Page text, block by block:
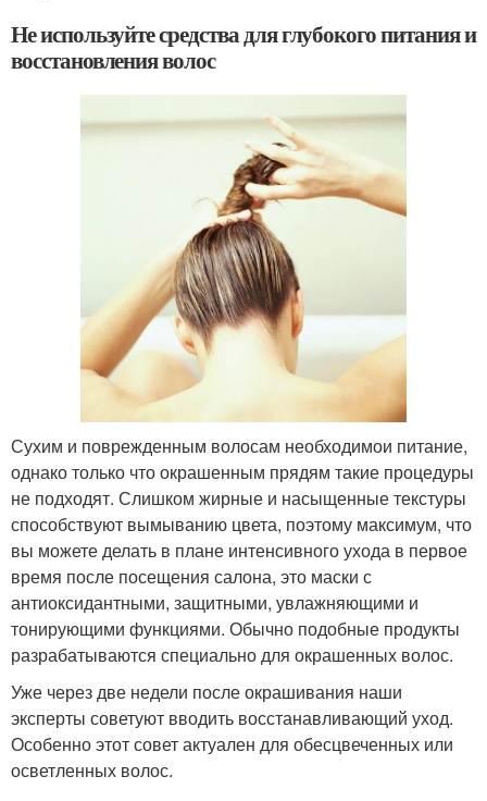
Не используйте средства для глубокого питания и
восстановления волос
Сухим и поврежденным волосам необходимои питание,
однако только что окрашенным прядям такие процедуры
не подходят. Слишком жирные и насыщенные текстуры
способствуют вымыванию цвета, поэтому максимум, что
вы можете делать в плане интенсивного ухода в первое
время после посещения салона, это маски с
антиоксидантными, защитными, увлажняющими и
тонирующими функциями. Обычно подобные продукты
разрабатываются специально для окрашенных волос.
Уже через две недели после окрашивания наши
эксперты советуют вводить восстанавливающий уход.
Особенно этот совет актуален для обесцвеченных или
осветленных волос.